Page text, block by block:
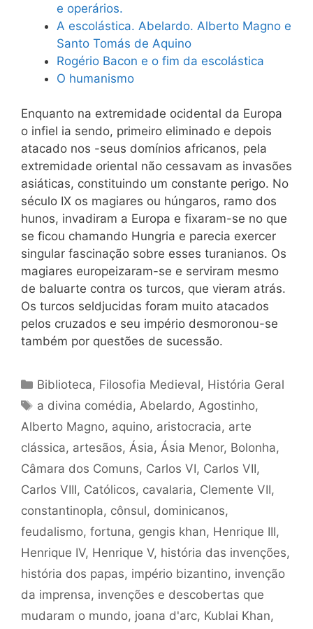
e operários.
A escolástica. Abelardo. Alberto Magno e
Santo Tomás de Aquino
Rogério Bacon e o fim da escolástica
O humanismo
Enquanto na extremidade ocidental da Europa
o infiel ia sendo, primeiro eliminado e depois
atacado nos -seus domínios africanos, pela
extremidade oriental não cessavam as invasões
asiáticas, constituindo um constante perigo. No
século IX os magiares ou húngaros, ramo dos
hunos, invadiram a Europa e fixaram-se no que
se ficou chamando Hungria e parecia exercer
singular fascinação sobre esses turanianos. Os
magiares europeizaram-se e serviram mesmo
de baluarte contra os turcos, que vieram atrás.
Os turcos seldjucidas foram muito atacados
pelos cruzados e seu império desmoronou-se
também por questões de sucessão.
Categorias
Biblioteca, Filosofia Medieval, História Geral
Tags
a divina comédia,Abelardo,Agostinho,
Alberto Magno, aquino, aristocracia, arte
clássica, artesãos, Ásia, Ásia Menor, Bolonha,
Câmara dos Comuns, Carlos VI, Carlos VII,
Carlos VIII, Católicos, cavalaria, Clemente VII,
constantinopla, cônsul, dominicanos,
feudalismo, fortuna, gengis khan, Henrique III,
Henrique IV, Henrique V, história das invenções,
história dos papas, império bizantino, invenção
da imprensa, invenções e descobertas que
mudaram o mundo, joana d'arc, Kublai Khan,